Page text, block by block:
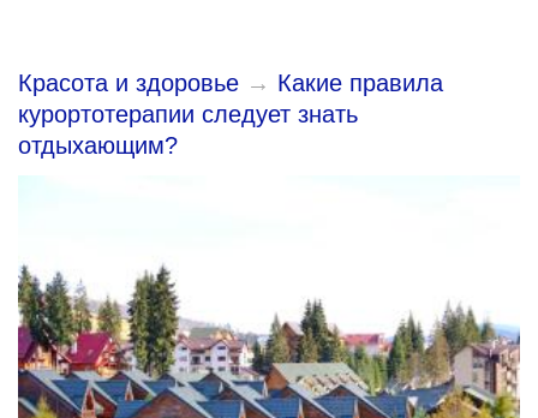
Красота и здоровье → Какие правила
курортотерапии следует знать
отдыхающим?